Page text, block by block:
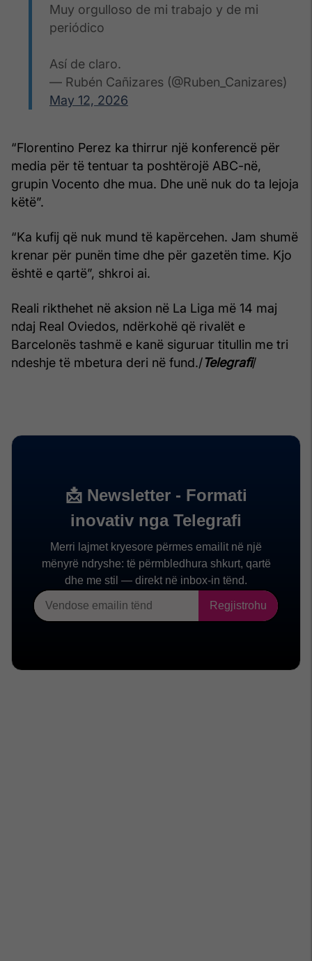
Muy orgulloso de mi trabajo y de mi
periódico
Así de claro.
— Rubén Cañizares (@Ruben_Canizares)
May 12, 2026
“Florentino Perez ka thirrur një konferencë për
media për të tentuar ta poshtërojë ABC-në,
grupin Vocento dhe mua. Dhe unë nuk do ta lejoja
këtë”.
“Ka kufij që nuk mund të kapërcehen. Jam shumë
krenar për punën time dhe për gazetën time. Kjo
është e qartë”, shkroi ai.
Reali rikthehet në aksion në La Liga më 14 maj
ndaj Real Oviedos, ndërkohë që rivalët e
Barcelonës tashmë e kanë siguruar titullin me tri
ndeshje të mbetura deri në fund./Telegrafi/